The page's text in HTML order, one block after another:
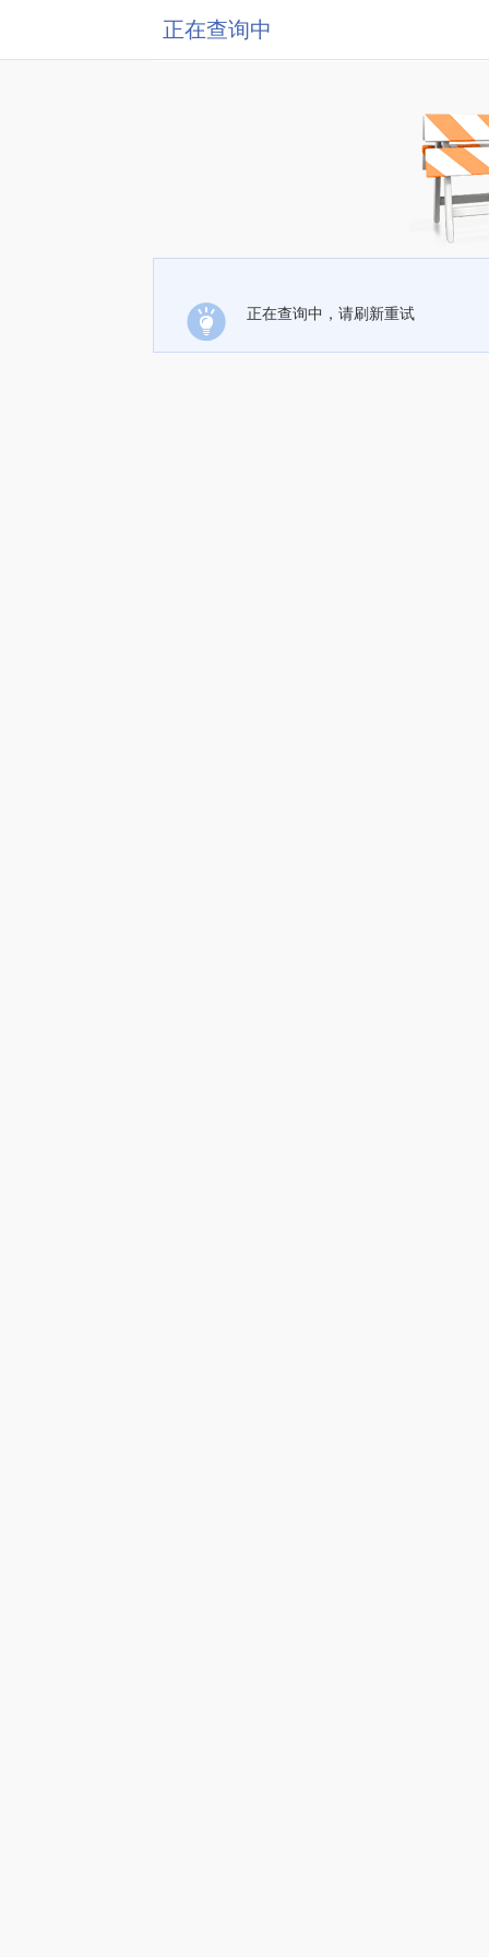
正在查询中
正在查询中，请刷新重试